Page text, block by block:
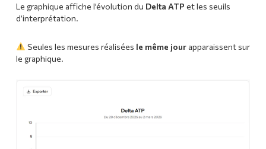
Le graphique affiche l’évolution du Delta ATP et les seuils
d’interprétation.
Seules les mesures réalisées le même jourapparaissent sur
le graphique.